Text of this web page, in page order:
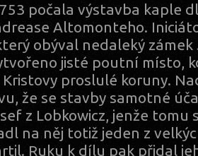
počala výstavba kaple
Altomonteho.
obýval nedaleký
jisté poutní místo,
proslulé koruny.
že se stavby samotné
z Lobkowicz, jenže tomu
na něj totiž jeden z
Ruku k dílu pak přidal